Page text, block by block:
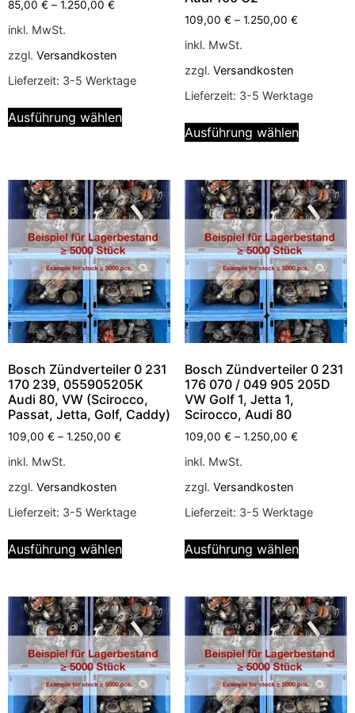
85,00 € – 1.250,00 €
inkl. MwSt.
zzgl. Versandkosten
Lieferzeit: 3-5 Werktage
Ausführung wählen
109,00 € – 1.250,00 €
inkl. MwSt.
zzgl. Versandkosten
Lieferzeit: 3-5 Werktage
Ausführung wählen
Bosch Zündverteiler 0 231
170 239, 055905205K
Audi 80, VW (Scirocco,
Passat, Jetta, Golf, Caddy)
109,00 € – 1.250,00 €
inkl. MwSt.
zzgl. Versandkosten
Lieferzeit: 3-5 Werktage
Ausführung wählen
Bosch Zündverteiler 0 231
176 070 / 049 905 205D
VW Golf 1, Jetta 1,
Scirocco, Audi 80
109,00 € – 1.250,00 €
inkl. MwSt.
zzgl. Versandkosten
Lieferzeit: 3-5 Werktage
Ausführung wählen